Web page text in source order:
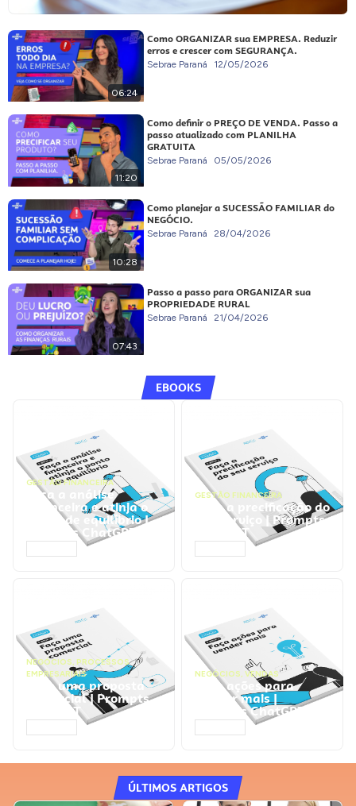
06:24
Como ORGANIZAR sua EMPRESA. Reduzir
erros e crescer com SEGURANÇA.
Sebrae Paraná 12/05/2026
11:20
Como definir o PREÇO DE VENDA. Passo a
passo atualizado com PLANILHA
GRATUITA
Sebrae Paraná 05/05/2026
10:28
Como planejar a SUCESSÃO FAMILIAR do
NEGÓCIO.
Sebrae Paraná 28/04/2026
07:43
Passo a passo para ORGANIZAR sua
PROPRIEDADE RURAL
Sebrae Paraná 21/04/2026
EBOOKS
GESTÃO FINANCEIRA
Faça a análise
financeira e atinja o
ponto de equilíbrio |
Prompts ChatGPT
GESTÃO FINANCEIRA
Faça a precificação do
seu serviço | Prompts
ChatGPT
NEGÓCIOS, PROCESSOS
EMPRESARIAIS
Faça uma proposta
comercial | Prompts
ChatGPT
NEGÓCIOS, VENDAS
Faça ações para
vender mais |
Prompts ChatGPT
ÚLTIMOS ARTIGOS